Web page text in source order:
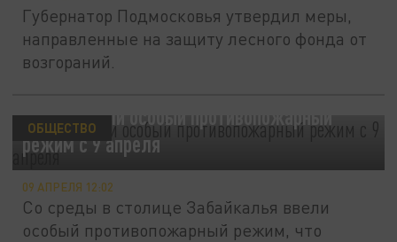
Губернатор Подмосковья утвердил меры,
направленные на защиту лесного фонда от
возгораний.
В Чите ввели особый противопожарный
режим с 9 апреля
ОБЩЕСТВО
09 АПРЕЛЯ 12:02
Со среды в столице Забайкалья ввели
особый противопожарный режим, что